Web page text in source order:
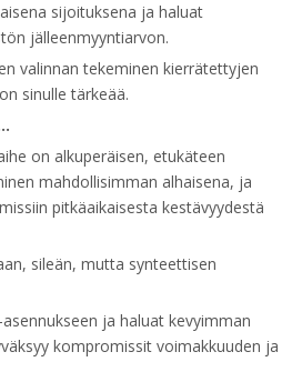
sijoituksena ja haluat
jälleenmyyntiarvon.
valinnan tekeminen kierrätettyjen
sinulle tärkeää.
on alkuperäisen, etukäteen
mahdollisimman alhaisena, ja
pitkäaikaisesta kestävyydestä
sileän, mutta synteettisen
ja haluat kevyimman
kompromissit voimakkuuden ja